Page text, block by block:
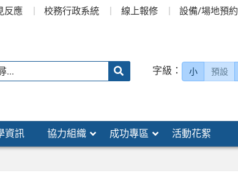
反應 校務行政系統 線上報修 設備/場地預約
字級： 小 預設
資訊 協力組織 成功專區 活動花絮